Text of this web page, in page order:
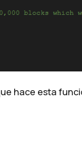
hace esta